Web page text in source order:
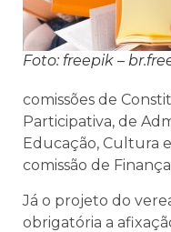
Foto: freepik –
comissões de
Participativa, de
Educação, Cultura
comissão de
Já o projeto do
obrigatória a